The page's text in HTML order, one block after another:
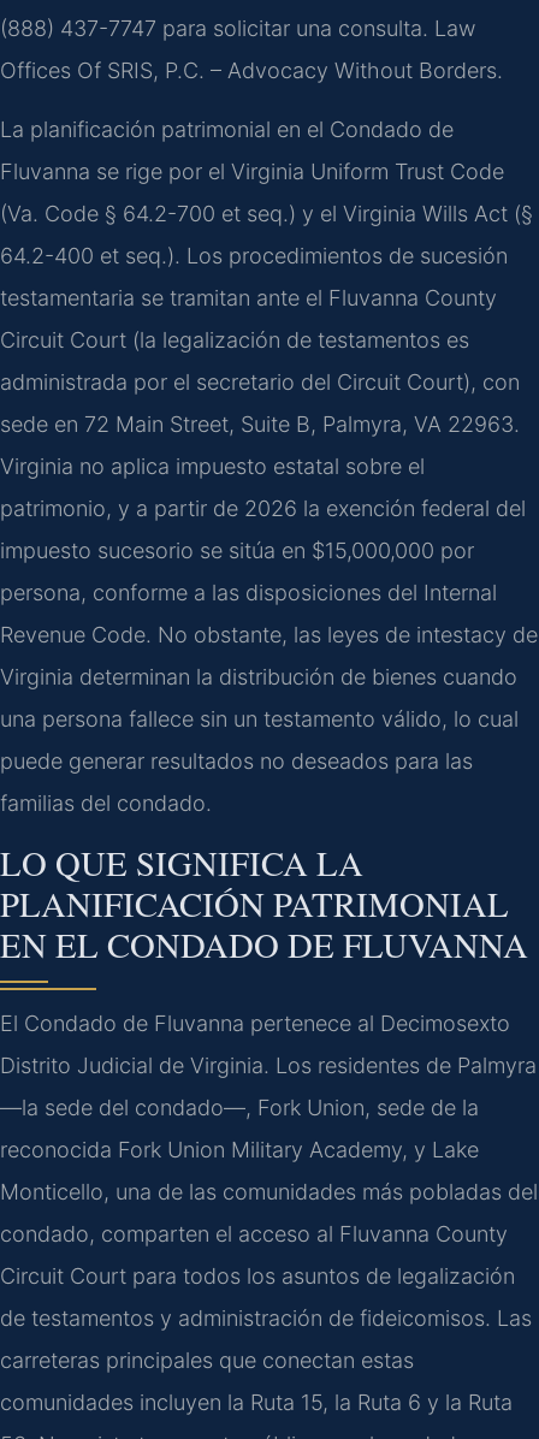
(888) 437-7747 para solicitar una consulta. Law
Offices Of SRIS, P.C. – Advocacy Without Borders.
La planificación patrimonial en el Condado de
Fluvanna se rige por el Virginia Uniform Trust Code
(Va. Code § 64.2-700 et seq.) y el Virginia Wills Act (§
64.2-400 et seq.). Los procedimientos de sucesión
testamentaria se tramitan ante el Fluvanna County
Circuit Court (la legalización de testamentos es
administrada por el secretario del Circuit Court), con
sede en 72 Main Street, Suite B, Palmyra, VA 22963.
Virginia no aplica impuesto estatal sobre el
patrimonio, y a partir de 2026 la exención federal del
impuesto sucesorio se sitúa en $15,000,000 por
persona, conforme a las disposiciones del Internal
Revenue Code. No obstante, las leyes de intestacy de
Virginia determinan la distribución de bienes cuando
una persona fallece sin un testamento válido, lo cual
puede generar resultados no deseados para las
familias del condado.
LO QUE SIGNIFICA LA
PLANIFICACIÓN PATRIMONIAL
EN EL CONDADO DE FLUVANNA
El Condado de Fluvanna pertenece al Decimosexto
Distrito Judicial de Virginia. Los residentes de Palmyra
—la sede del condado—, Fork Union, sede de la
reconocida Fork Union Military Academy, y Lake
Monticello, una de las comunidades más pobladas del
condado, comparten el acceso al Fluvanna County
Circuit Court para todos los asuntos de legalización
de testamentos y administración de fideicomisos. Las
carreteras principales que conectan estas
comunidades incluyen la Ruta 15, la Ruta 6 y la Ruta